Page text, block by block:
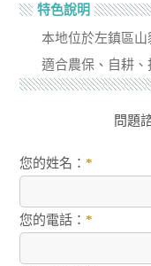
特色說明
本地位於左鎮區
適合農保、自耕、
問題
您的姓名：*
您的電話：*